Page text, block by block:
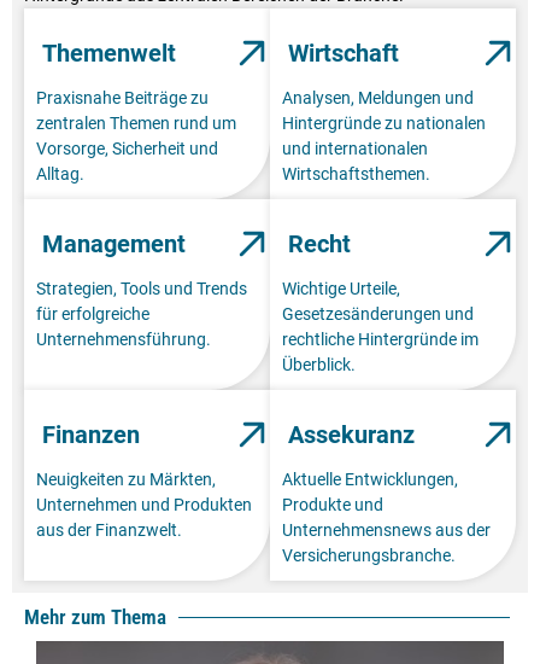
Themenwelt
Praxisnahe Beiträge zu
zentralen Themen rund um
Vorsorge, Sicherheit und
Alltag.
Wirtschaft
Analysen, Meldungen und
Hintergründe zu nationalen
und internationalen
Wirtschaftsthemen.
Management
Strategien, Tools und Trends
für erfolgreiche
Unternehmensführung.
Recht
Wichtige Urteile,
Gesetzesänderungen und
rechtliche Hintergründe im
Überblick.
Finanzen
Neuigkeiten zu Märkten,
Unternehmen und Produkten
aus der Finanzwelt.
Assekuranz
Aktuelle Entwicklungen,
Produkte und
Unternehmensnews aus der
Versicherungsbranche.
Mehr zum Thema